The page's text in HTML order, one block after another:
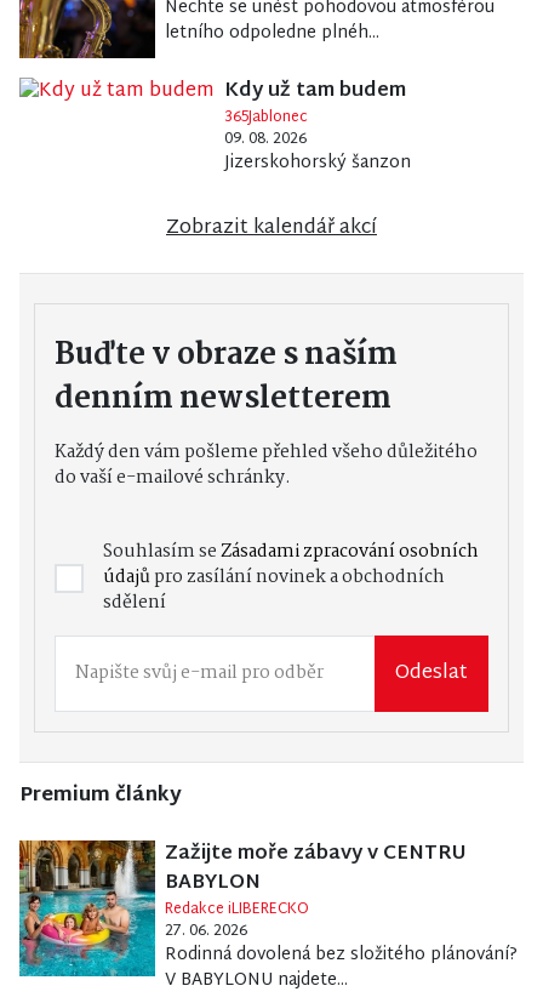
letního odpoledne plnéh...
Kdy už tam budem
365Jablonec
09. 08. 2026
Jizerskohorský šanzon
Zobrazit kalendář akcí
Buďte v obraze s naším
denním newsletterem
Každý den vám pošleme přehled všeho důležitého
do vaší e-mailové schránky.
Souhlasím se Zásadami zpracování osobních
údajů pro zasílání novinek a obchodních
sdělení
Odeslat
Premium články
Zažijte moře zábavy v CENTRU
BABYLON
Redakce iLIBERECKO
27. 06. 2026
Rodinná dovolená bez složitého plánování?
V BABYLONU najdete...